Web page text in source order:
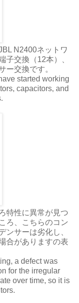
N2400ネットワ
子交換（12本）、
ー交換です。
started working
capacitors, and
特性に異常が見つ
ろ、こちらのコン
ンサーは劣化し、
合がありますの表
a defect was
for the irregular
over time, so it is